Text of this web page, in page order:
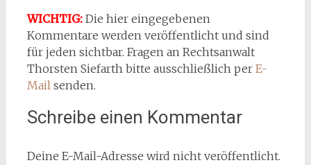
WICHTIG:Die hier eingegebenen
Kommentare werden veröffentlicht und sind
für jeden sichtbar. Fragen an Rechtsanwalt
Thorsten Siefarth bitte ausschließlich per E-
Mailsenden.
Schreibe einen Kommentar
Deine E-Mail-Adresse wird nicht veröffentlicht.